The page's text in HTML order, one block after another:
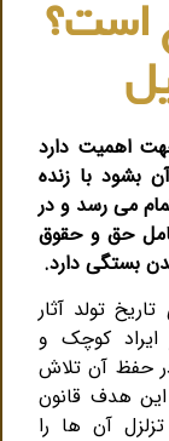
است؟
اهمیت دارد
بشود با زنده
می رسد و در
حق و حقوق
بستگی دارد.
تولد آثار
ایراد کوچک و
حفظ آن تلاش
از این هدف قانون
آن ها را